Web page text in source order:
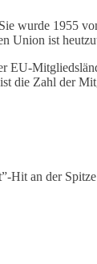
wurde 1955
ist
die Zahl der
Hit an der